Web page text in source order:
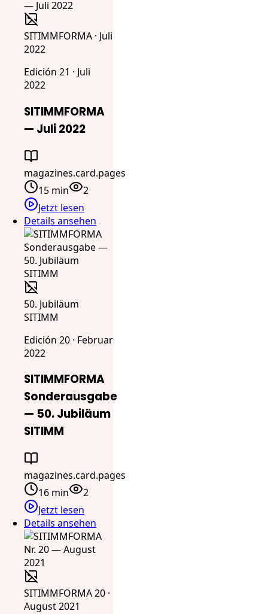
SITIMMFORMA · Juli
2022
Edición 21 · Juli
2022
SITIMMFORMA
— Juli 2022
magazines.card.pages
15 min
2
Jetzt lesen
Details ansehen
50. Jubiläum
SITIMM
Edición 20 · Februar
2022
SITIMMFORMA
Sonderausgabe
— 50. Jubiläum
SITIMM
magazines.card.pages
16 min
2
Jetzt lesen
Details ansehen
SITIMMFORMA 20 ·
August 2021